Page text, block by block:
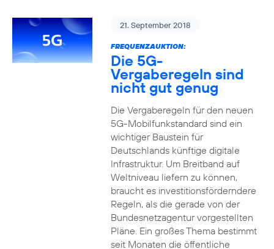
21. September 2018
FREQUENZAUKTION:
Die 5G-
Vergaberegeln sind
nicht gut genug
Die Vergaberegeln für den neuen
5G-Mobilfunkstandard sind ein
wichtiger Baustein für
Deutschlands künftige digitale
Infrastruktur. Um Breitband auf
Weltniveau liefern zu können,
braucht es investitionsförderndere
Regeln, als die gerade von der
Bundesnetzagentur vorgestellten
Pläne. Ein großes Thema bestimmt
seit Monaten die öffentliche